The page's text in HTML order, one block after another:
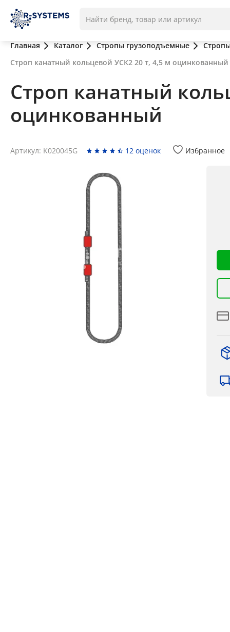
Главная Каталог Стропы грузоподъемные
Строп канатный кольцевой УСК2 20 т, 4,5 м оцинкованный
Строп канатный
оцинкованный
Артикул: K020045G 12 оценок Избранное